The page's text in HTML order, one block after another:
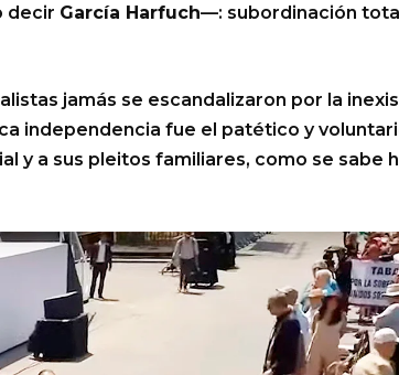
decir García Harfuch—: subordinación
jamás se escandalizaron por la
independencia fue el patético y
y a sus pleitos familiares, como se sabe